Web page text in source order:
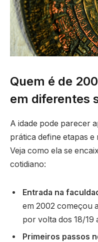
Quem é de
em diferentes
A idade pode parecer
prática define etapas
Veja como ela se
cotidiano:
Entrada na
em 2002 começou
por volta dos 18/19
Primeiros passos